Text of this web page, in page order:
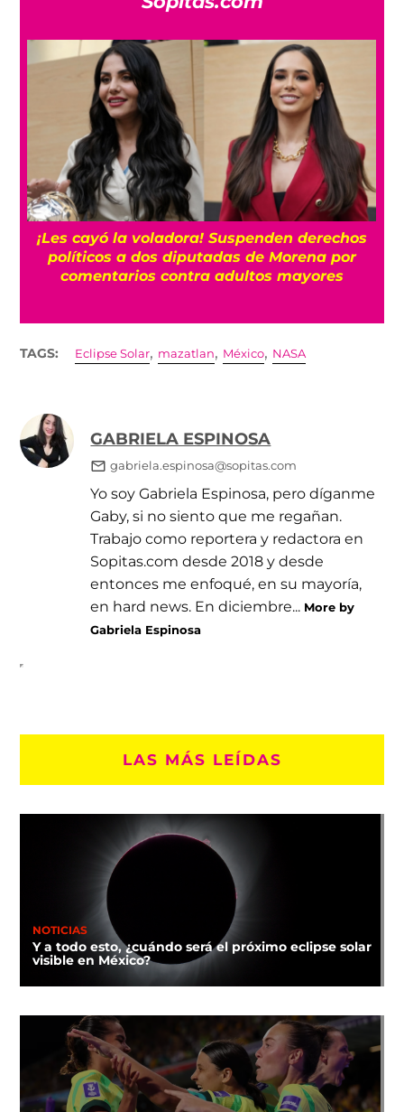
“Es horrible”: El cáncer de próstata de Joe
Biden se ha extendido, según su hijo Hunter
TAGS: Eclipse Solar, mazatlan, México, NASA
GABRIELA ESPINOSA
gabriela.espinosa@sopitas.com
Yo soy Gabriela Espinosa, pero díganme
Gaby, si no siento que me regañan.
Trabajo como reportera y redactora en
Sopitas.com desde 2018 y desde
entonces me enfoqué, en su mayoría,
en hard news. En diciembre... More by
Gabriela Espinosa
LAS MÁS LEÍDAS
NOTICIAS
Y a todo esto, ¿cuándo será el próximo eclipse solar
visible en México?